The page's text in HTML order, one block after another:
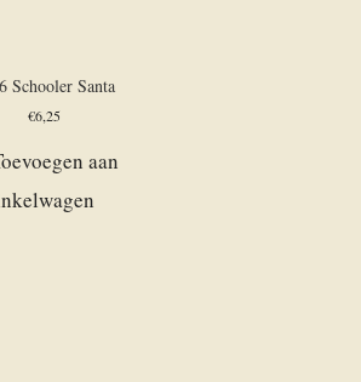
Schooler Santa
€6,25
aan